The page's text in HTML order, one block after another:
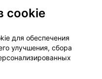
- обеспечить
упаковку и
знал, сколько
cookie
для обеспечения
улучшения, сбора